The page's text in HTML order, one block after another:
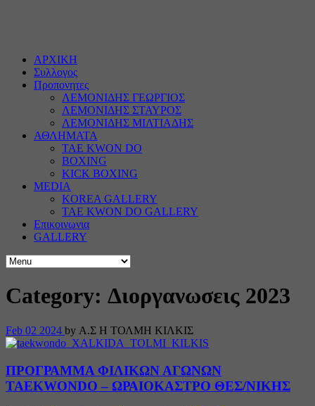
ΑΡΧΙΚΗ
Συλλογος
Προπονητες
ΛΕΜΟΝΙΔΗΣ ΓΕΩΡΓΙΟΣ
ΛΕΜΟΝΙΔΗΣ ΣΤΑΥΡΟΣ
ΛΕΜΟΝΙΔΗΣ ΜΙΛΤΙΑΔΗΣ
ΑΘΛΗΜΑΤΑ
TAE KWON DO
BOXING
KICK BOXING
MEDIA
KOREA GALLERY
TAE KWON DO GALLERY
Επικοινωνια
GALLERY
Category: Διοργανωσεις 2023
Feb 02 2024 by Α.Σ Η ΤΟΛΜΗ ΚΙΛΚΙΣ
ΠΡΟΓΡΑΜΜΑ ΦΙΛΙΚΩΝ ΑΓΩΝΩΝ
TAEΚWONDO – ΩΡΑΙΟΚΑΣΤΡΟ ΘΕΣ/ΝΙΚΗΣ